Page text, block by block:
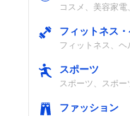
コスメ、美容家電
フィットネス
フィットネス、ヘ
スポーツ
スポーツ、スポー
ファッション